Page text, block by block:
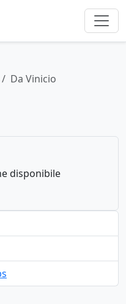
Da Vinicio
disponibile